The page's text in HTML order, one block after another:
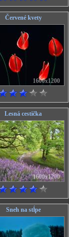
Červené kvety
1600x1200
Lesná cestička
1600x1200
Sneh na stĺpe